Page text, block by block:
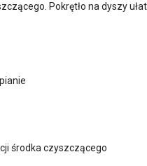
Pokrętło na dyszy
środka czyszczącego